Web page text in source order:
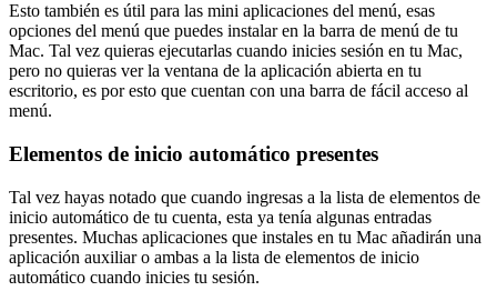
Esto también es útil para las mini aplicaciones del menú, esas
opciones del menú que puedes instalar en la barra de menú de tu
Mac. Tal vez quieras ejecutarlas cuando inicies sesión en tu Mac,
pero no quieras ver la ventana de la aplicación abierta en tu
escritorio, es por esto que cuentan con una barra de fácil acceso al
menú.
Elementos de inicio automático presentes
Tal vez hayas notado que cuando ingresas a la lista de elementos de
inicio automático de tu cuenta, esta ya tenía algunas entradas
presentes. Muchas aplicaciones que instales en tu Mac añadirán una
aplicación auxiliar o ambas a la lista de elementos de inicio
automático cuando inicies tu sesión.